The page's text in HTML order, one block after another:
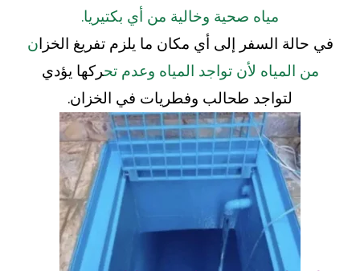
مياه صحية وخالية من أي بكتيريا.
في حالة السفر إلى أي مكان ما يلزم تفريغ الخزان
من المياه لأن تواجد المياه وعدم تحركها يؤدي
لتواجد طحالب وفطريات في الخزان.